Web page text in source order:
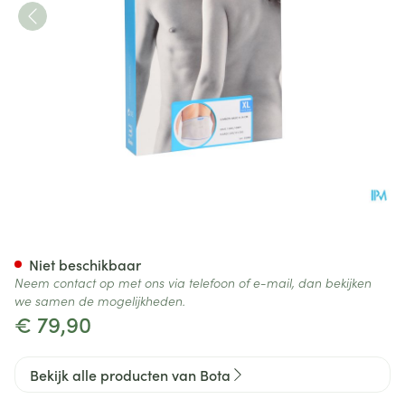
€ 79,90
Niet beschikbaar
Neem contact op met ons via telefoon of e-mail, dan bekijken
we samen de mogelijkheden.
Bekijk alle producten van Bota